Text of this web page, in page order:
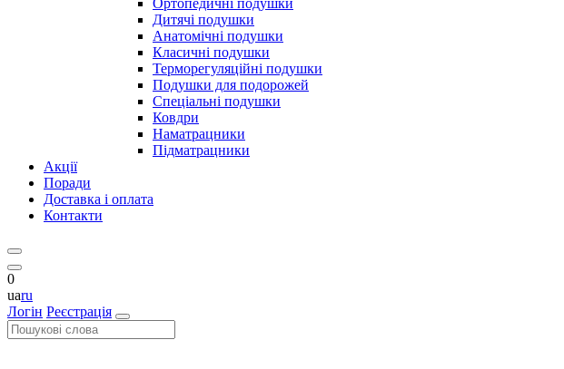
Ортопедичні подушки
Дитячі подушки
Анатомічні подушки
Класичні подушки
Терморегуляційні подушки
Подушки для подорожей
Спеціальні подушки
Ковдри
Наматрацники
Підматрацники
Акції
Поради
Доставка і оплата
Контакти
0
uaru
Логін Реєстрація